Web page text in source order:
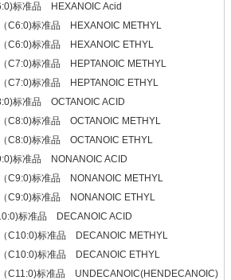
标准品 HEXANOIC Acid
C6:0)标准品 HEXANOIC METHYL
C6:0)标准品 HEXANOIC ETHYL
C7:0)标准品 HEPTANOIC METHYL
C7:0)标准品 HEPTANOIC ETHYL
标准品 OCTANOIC ACID
C8:0)标准品 OCTANOIC METHYL
C8:0)标准品 OCTANOIC ETHYL
标准品 NONANOIC ACID
C9:0)标准品 NONANOIC METHYL
C9:0)标准品 NONANOIC ETHYL
标准品 DECANOIC ACID
C10:0)标准品 DECANOIC METHYL
C10:0)标准品 DECANOIC ETHYL
C11:0)标准品 UNDECANOIC(HENDECANOIC)